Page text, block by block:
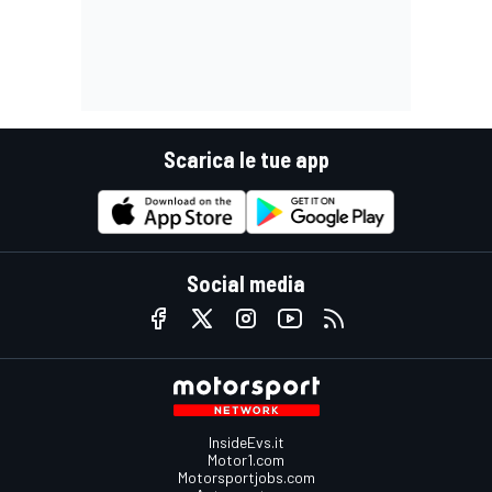
Scarica le tue app
Social media
InsideEvs.it
Motor1.com
Motorsportjobs.com